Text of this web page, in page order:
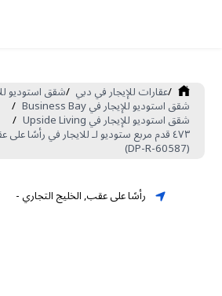
/عقارات للإيجار في دبي /شقق استوديو
شقق استوديو للإيجار في Business Bay /
شقق استوديو للإيجار في Upside Living /
٤٧٣ قدم مربع ستوديو لـ للايجار في رأسًا
(DP-R-60587)
رأسًا على عقب,الخليج التجاري-